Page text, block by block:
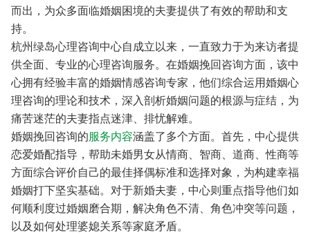
而出，为众多面临婚姻困境的夫妻提供了有效的帮助和支
持。
杭州绿岛心理咨询中心自成立以来，一直致力于为来访者提
供全面、专业的心理咨询服务。在婚姻挽回咨询方面，该中
心拥有经验丰富的婚姻情感咨询专家，他们综合运用婚姻心
理咨询的理论和技术，深入剖析婚姻问题的根源与症结，为
痛苦迷茫的夫妻指点迷津、排忧解难。
婚姻挽回咨询的服务内容涵盖了多个方面。首先，中心提供
恋爱婚配指导，帮助未婚男女从情商、智商、道商、性商等
方面综合评价自己的最佳择偶标准和选择对象，为构建幸福
婚姻打下坚实基础。对于新婚夫妻，中心则重点指导他们如
何顺利度过婚姻磨合期，解决角色不清、角色冲突等问题，
以及如何处理婆媳关系等家庭矛盾。